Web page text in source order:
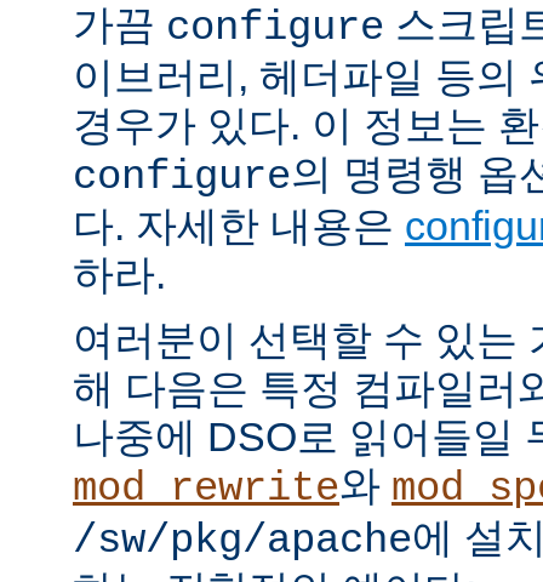
가끔 configure 스크립
이브러리, 헤더파일 등의
경우가 있다. 이 정보는
configure의 명령행 옵
다. 자세한 내용은
하라.
여러분이 선택할 수 있는
해 다음은 특정 컴파일러
나중에 DSO로 읽어들일
mod_rewrite와
/sw/pkg/apache에 설